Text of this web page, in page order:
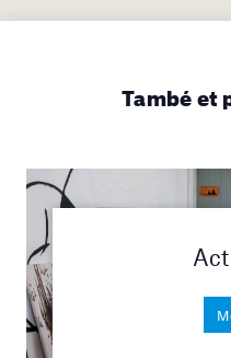
També et